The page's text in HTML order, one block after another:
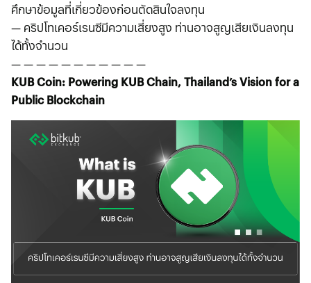
ศึกษาข้อมูลที่เกี่ยวข้องก่อนตัดสินใจลงทุน
— คริปโทเคอร์เรนซีมีความเสี่ยงสูง ท่านอาจสูญเสียเงินลงทุน
ได้ทั้งจํานวน
— — — — — — — — — — —
KUB Coin: Powering KUB Chain, Thailand’s Vision for a
Public Blockchain